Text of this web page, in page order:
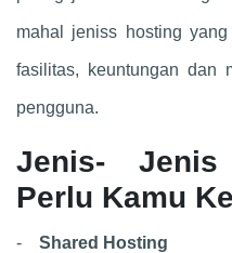
mahal jeniss hosting
fasilitas, keuntungan dan
pengguna.
Jenis-
Perlu Kamu
- Shared Hosting